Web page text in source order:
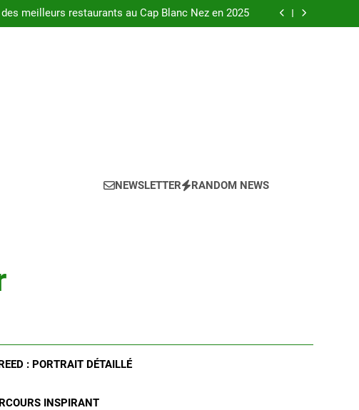
meilleurs restaurants au Cap Blanc Nez en 2025
le porte-menu idéal pour votre restaurant en 2025 ?
NEWSLETTER RANDOM NEWS
: PORTRAIT DÉTAILLÉ
INSPIRANT